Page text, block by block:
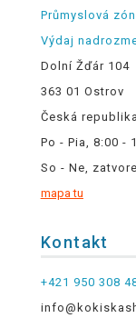
Průmyslová
Výdaj
Dolní Žďár 104
363 01 Ostrov
Česká republika
Po - Pia, 8:00 -
So - Ne,
mapa tu
Kontakt
+421 950 308